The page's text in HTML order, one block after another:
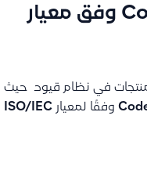
في نظام قيود (Code 128 وفق معيار
في نظام قيود حيث
وفقًا لمعيار ISO/IEC